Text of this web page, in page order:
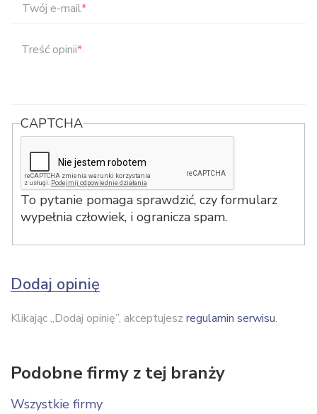
Twój e-mail*
Treść opinii*
CAPTCHA
To pytanie pomaga sprawdzić, czy formularz
wypełnia człowiek, i ogranicza spam.
Dodaj opinię
Klikając „Dodaj opinię”, akceptujesz regulamin serwisu.
Podobne firmy z tej branży
Wszystkie firmy